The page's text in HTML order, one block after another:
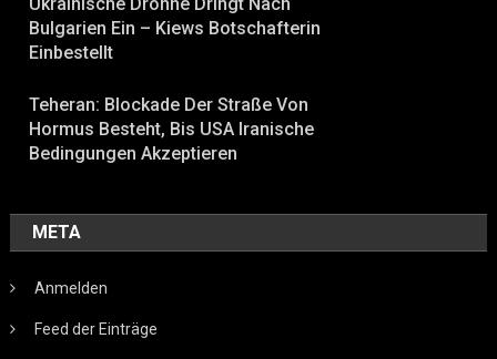
Bulgarien Ein – Kiews Botschafterin
Einbestellt
Teheran: Blockade Der Straße Von
Hormus Besteht, Bis USA Iranische
Bedingungen Akzeptieren
META
Anmelden
Feed der Einträge